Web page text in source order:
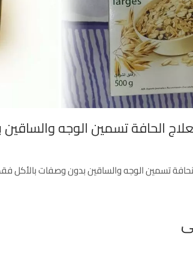
الحافة تسمين الوجه
تسمين الوجه والساقين بدون وصفات بالأكل